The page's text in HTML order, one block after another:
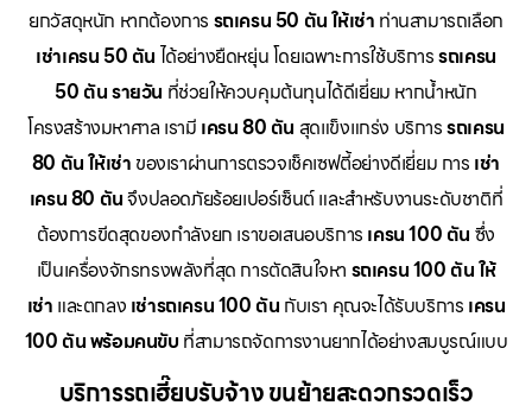
ยกวัสดุหนัก หากต้องการ รถเครน 50 ตัน ให้เช่า ท่านสามารถเลือก
เช่าเครน 50 ตัน ได้อย่างยืดหยุ่น โดยเฉพาะการใช้บริการรถเครน
50 ตัน รายวัน ที่ช่วยให้ควบคุมต้นทุนได้ดีเยี่ยม หากน้ำหนัก
โครงสร้างมหาศาล เรามี เครน 80 ตัน สุดแข็งแกร่ง บริการรถเครน
80 ตัน ให้เช่า ของเราผ่านการตรวจเช็คเซฟตี้อย่างดีเยี่ยม การ เช่า
เครน 80 ตันจึงปลอดภัยร้อยเปอร์เซ็นต์ และสำหรับงานระดับชาติที่
ต้องการขีดสุดของกำลังยก เราขอเสนอบริการ เครน 100 ตัน ซึ่ง
เป็นเครื่องจักรทรงพลังที่สุด การตัดสินใจหา รถเครน 100 ตัน ให้
เช่า และตกลง เช่ารถเครน 100 ตัน กับเรา คุณจะได้รับบริการ เครน
100 ตัน พร้อมคนขับ ที่สามารถจัดการงานยากได้อย่างสมบูรณ์แบบ
บริการรถเฮี๊ยบรับจ้าง ขนย้ายสะดวกรวดเร็ว